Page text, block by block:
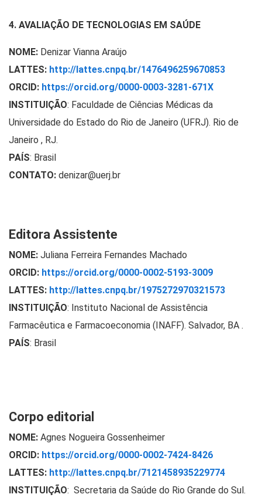
4. AVALIAÇÃO DE TECNOLOGIAS EM SAÚDE
NOME: Denizar Vianna Araújo
LATTES: http://lattes.cnpq.br/1476496259670853
ORCID: https://orcid.org/0000-0003-3281-671X
INSTITUIÇÃO: Faculdade de Ciências Médicas da
Universidade do Estado do Rio de Janeiro (UFRJ). Rio de
Janeiro , RJ.
PAÍS: Brasil
CONTATO: denizar@uerj.br
Editora Assistente
NOME: Juliana Ferreira Fernandes Machado
ORCID: https://orcid.org/0000-0002-5193-3009
LATTES: http://lattes.cnpq.br/1975272970321573
INSTITUIÇÃO: Instituto Nacional de Assistência
Farmacêutica e Farmacoeconomia (INAFF). Salvador, BA .
PAÍS: Brasil
Corpo editorial
NOME: Agnes Nogueira Gossenheimer
ORCID: https://orcid.org/0000-0002-7424-8426
LATTES: http://lattes.cnpq.br/7121458935229774
INSTITUIÇÃO: Secretaria da Saúde do Rio Grande do Sul.